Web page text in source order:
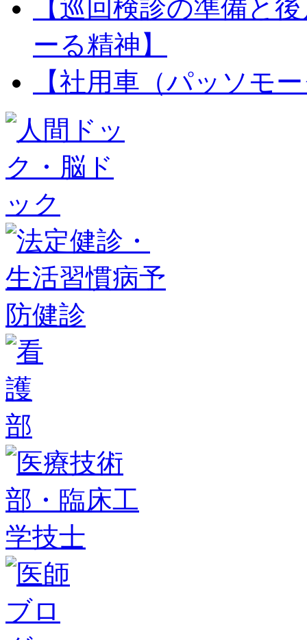
【巡回検診の準備と
ーる精神】
【社用車（パッソモ